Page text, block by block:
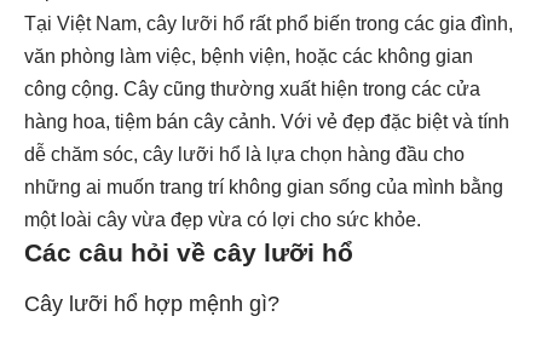
Tại Việt Nam, cây lưỡi hổ rất phổ biến trong các gia đình,
văn phòng làm việc, bệnh viện, hoặc các không gian
công cộng. Cây cũng thường xuất hiện trong các cửa
hàng hoa, tiệm bán cây cảnh. Với vẻ đẹp đặc biệt và tính
dễ chăm sóc, cây lưỡi hổ là lựa chọn hàng đầu cho
những ai muốn trang trí không gian sống của mình bằng
một loài cây vừa đẹp vừa có lợi cho sức khỏe.
Các câu hỏi về cây lưỡi hổ
Cây lưỡi hổ hợp mệnh gì?